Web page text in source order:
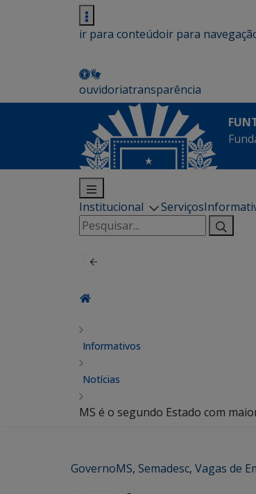
ir para conteúdoir para
ouvidoriatransparência
Institucional Serviços
Pesquisar
por:
Informativos
Notícias
MS é o segundo Estado com
GovernoMS, Semadesc, Vagas de